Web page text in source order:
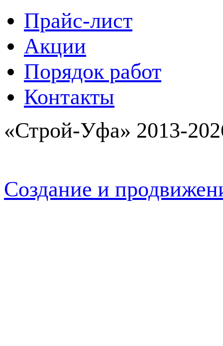
Прайс-лист
Акции
Порядок работ
Контакты
«Строй-Уфа» 2013-
Создание и